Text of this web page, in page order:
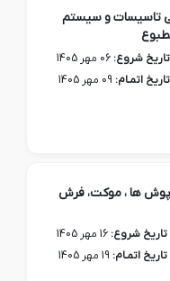
تاسیسات و سیستم
تاریخ شروع: 06 مهر 1405
تاریخ اتمـام: 09 مهر 1405
پوش ها ، موکت، فرش
تاریخ شروع: 16 مهر 1405
تاریخ اتمـام: 19 مهر 1405